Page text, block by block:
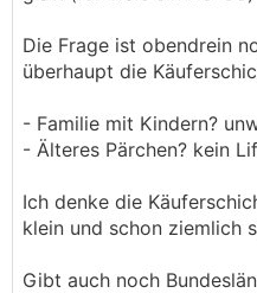
Das wird keiner
Jahr meine Wohnung in
4 Jahren. Ich wär froh
kauft, da ich mit dem
Haus fast
───────────────
Die Frage ist obendrein
überhaupt die
- Familie mit Kindern?
- Älteres Pärchen? kein
Ich denke die
klein und schon ziemlich
Gibt auch noch